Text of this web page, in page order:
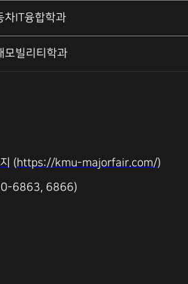
차IT융합학과
모빌리티학과
(https://kmu-majorfair.com/)
6863, 6866)